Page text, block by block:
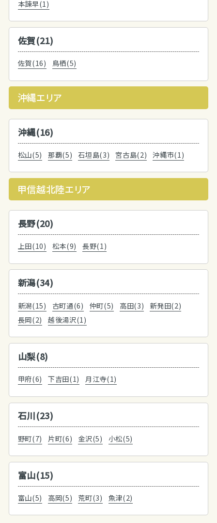
本諫早(1)
佐賀(21)
佐賀(16) 鳥栖(5)
沖縄エリア
沖縄(16)
松山(5) 那覇(5) 石垣島(3) 宮古島(2) 沖縄市(1)
甲信越北陸エリア
長野(20)
上田(10) 松本(9) 長野(1)
新潟(34)
新潟(15) 古町通(6) 仲町(5) 高田(3)
新発田(2)
長岡(2)
越後湯沢(1)
山梨(8)
甲府(6) 下吉田(1) 月江寺(1)
石川(23)
野町(7) 片町(6) 金沢(5) 小松(5)
富山(15)
富山(5) 高岡(5) 荒町(3) 魚津(2)